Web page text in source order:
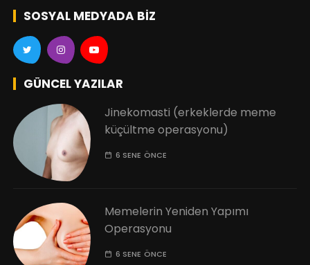
ş
i
v
l
e
r
SOSYAL MEDYADA BIZ
GÜNCEL YAZILAR
Jinekomasti (erkeklerde meme
küçültme operasyonu)
6 SENE ÖNCE
Memelerin Yeniden Yapımı
Operasyonu
6 SENE ÖNCE